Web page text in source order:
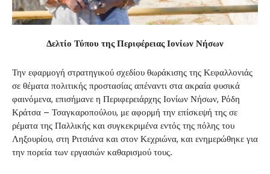
Δελτίο Τύπου της Περιφέρειας Ιονίων Νήσων
Την εφαρμογή στρατηγικού σχεδίου θωράκισης της Κεφαλλονιάς
σε θέματα πολιτικής προστασίας απέναντι στα ακραία φυσικά
φαινόμενα, επισήμανε η Περιφερειάρχης Ιονίων Νήσων, Ρόδη
Κράτσα – Τσαγκαροπούλου, με αφορμή την επίσκεψή της σε
ρέματα της Παλλικής και συγκεκριμένα εντός της πόλης του
Ληξουρίου, στη Ριτσιάνα και στον Κεχριώνα, και ενημερώθηκε για
την πορεία των εργασιών καθαρισμού τους.